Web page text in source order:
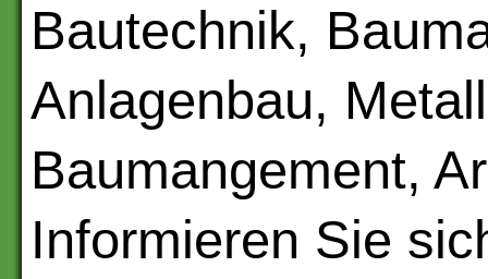
Bautechnik,
Anlagenbau,
Baumangement,
Informieren Sie